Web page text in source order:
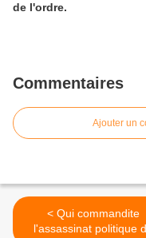
de l'ordre.
Commentaires
Ajouter un
< Qui commandite
l'assassinat politique